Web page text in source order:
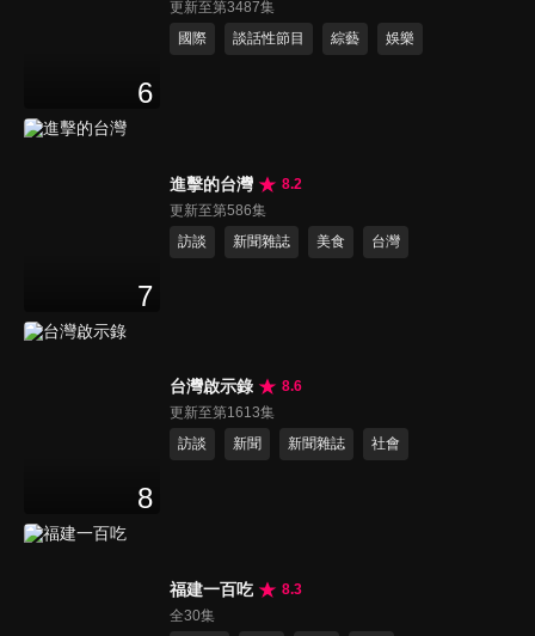
6
更新至第3487集
國際
談話性節目 綜藝 娛樂
7
進擊的台灣
8.2
更新至第586集
訪談
新聞雜誌 美食 台灣
8
台灣啟示錄
8.6
更新至第1613集
訪談
新聞 新聞雜誌 社會
福建一百吃
8.3
全30集